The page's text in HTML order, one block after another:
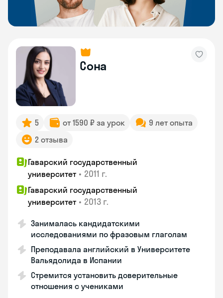
Сона
5 от 1590 ₽ за урок
9 лет опыта
2 отзыва
Гаварский государственный
университет • 2011 г.
Гаварский государственный
университет • 2013 г.
Занималась кандидатскими
исследованиями по фразовым глаголам
Преподавала английский в Университете
Вальядолида в Испании
Стремится установить доверительные
отношения с учениками